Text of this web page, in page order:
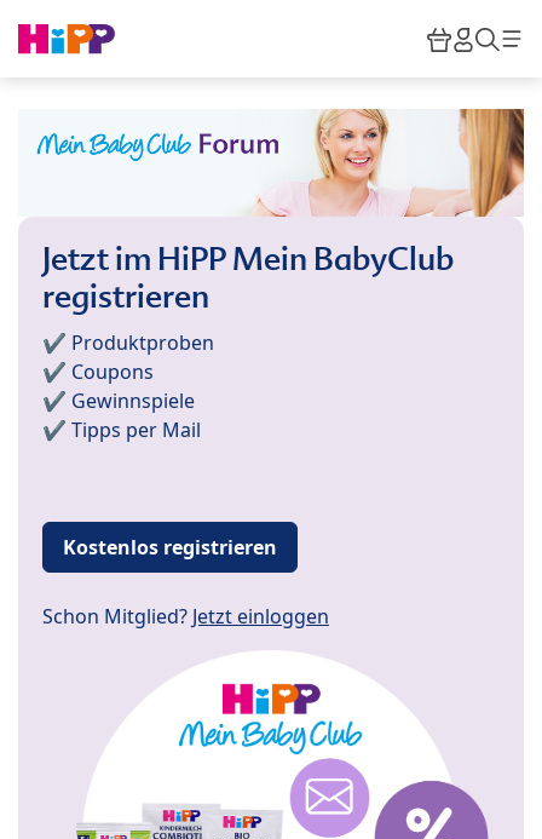
HiPP
Jetzt im HiPP Mein BabyClub
registrieren
✔️ Produktproben
✔️ Coupons
✔️ Gewinnspiele
✔️ Tipps per Mail
Kostenlos registrieren
Schon Mitglied? Jetzt einloggen